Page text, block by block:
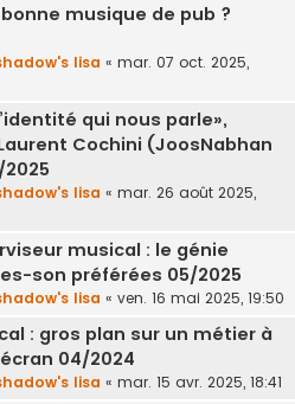
bonne musique de pub ?
lisa « mar. 07 oct. 2025,
qui nous parle»,
Cochini (JoosNabhan
lisa « mar. 26 août 2025,
musical : le génie
son préférées 05/2025
lisa « ven. 16 mai 2025, 19:50
: gros plan sur un métier à
04/2024
lisa « mar. 15 avr. 2025, 18:41